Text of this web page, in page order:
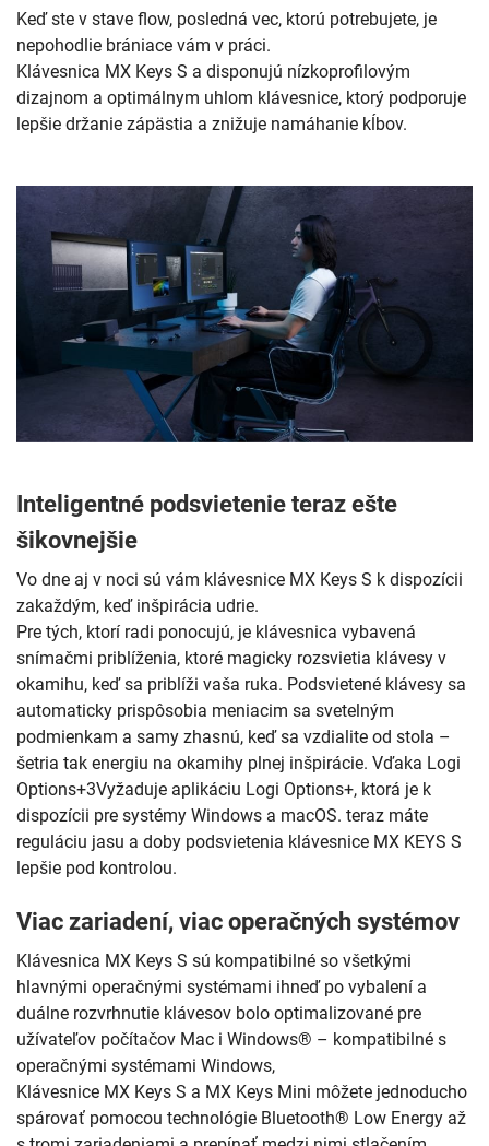
Keď ste v stave flow, posledná vec, ktorú potrebujete, je
nepohodlie brániace vám v práci.
Klávesnica MX Keys S a disponujú nízkoprofilovým
dizajnom a optimálnym uhlom klávesnice, ktorý podporuje
lepšie držanie zápästia a znižuje namáhanie kĺbov.
Inteligentné podsvietenie teraz ešte
šikovnejšie
Vo dne aj v noci sú vám klávesnice MX Keys S k dispozícii
zakaždým, keď inšpirácia udrie.
Pre tých, ktorí radi ponocujú, je klávesnica vybavená
snímačmi priblíženia, ktoré magicky rozsvietia klávesy v
okamihu, keď sa priblíži vaša ruka. Podsvietené klávesy sa
automaticky prispôsobia meniacim sa svetelným
podmienkam a samy zhasnú, keď sa vzdialite od stola –
šetria tak energiu na okamihy plnej inšpirácie. Vďaka Logi
Options+3Vyžaduje aplikáciu Logi Options+, ktorá je k
dispozícii pre systémy Windows a macOS. teraz máte
reguláciu jasu a doby podsvietenia klávesnice MX KEYS S
lepšie pod kontrolou.
Viac zariadení, viac operačných systémov
Klávesnica MX Keys S sú kompatibilné so všetkými
hlavnými operačnými systémami ihneď po vybalení a
duálne rozvrhnutie klávesov bolo optimalizované pre
užívateľov počítačov Mac i Windows® – kompatibilné s
operačnými systémami Windows,
Klávesnice MX Keys S a MX Keys Mini môžete jednoducho
spárovať pomocou technológie Bluetooth® Low Energy až